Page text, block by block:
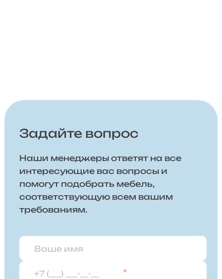
Задайте вопрос
Наши менеджеры ответят на все
интересующие вас вопросы и
помогут подобрать мебель,
соответствующую всем вашим
требованиям.
*